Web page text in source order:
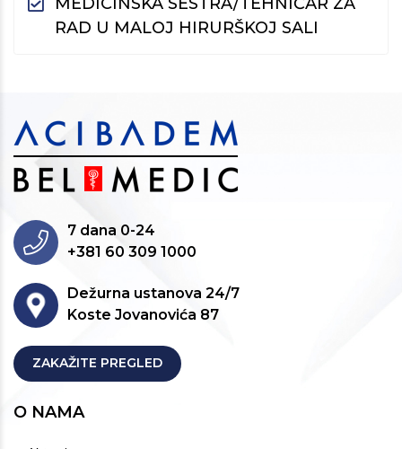
RAD U MALOJ HIRURŠKOJ SALI
7 dana 0-24
+381 60 309 1000
Dežurna ustanova 24/7
Koste Jovanovića 87
ZAKAŽITE PREGLED
O NAMA